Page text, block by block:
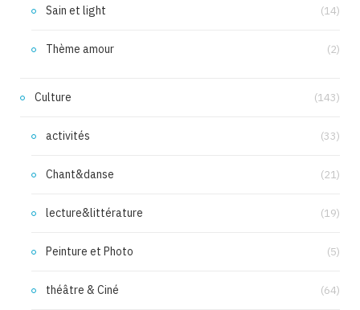
Sain et light (14)
Thème amour (2)
Culture (143)
activités (33)
Chant&danse (21)
lecture&littérature (19)
Peinture et Photo (5)
théâtre & Ciné (64)